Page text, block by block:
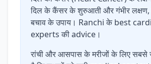
दिल के कैंसर के शुरुआती और गंभीर
बचाव के उपाय। Ranchi के best
experts की advice।
रांची और आसपास के मरीजों के लिए सबसे